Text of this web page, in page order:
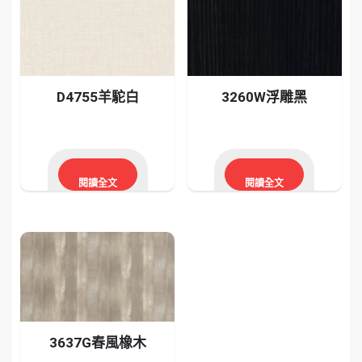
D4755羊駝白
閱讀全文
3260W浮雕黑
閱讀全文
3637G春風橡木